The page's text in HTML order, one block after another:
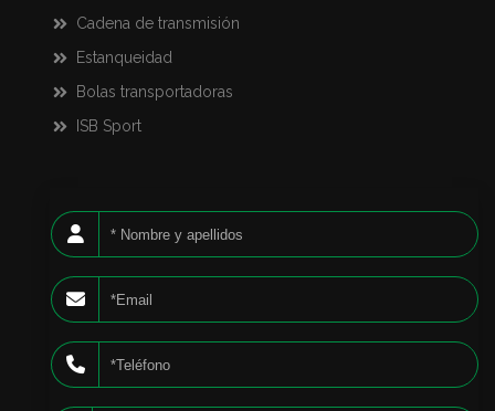
Cadena de transmisión
Estanqueidad
Bolas transportadoras
ISB Sport